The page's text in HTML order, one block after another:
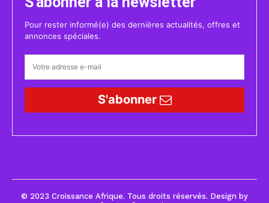
Pour rester informé(e) des dernières actualités, offres et
annonces spéciales.
S'abonner
© 2023 Croissance Afrique. Tous droits réservés. Design by